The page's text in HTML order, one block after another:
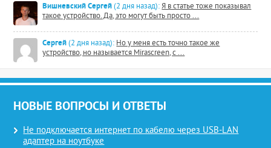
Вишневский Сергей (2 дня назад): Я в статье тоже показывал
такое устройство. Да, это могут быть просто ...
Сергей (2 дня назад): Но у меня есть точно такое же
устройство, но называется Mirascreen, с ...
НОВЫЕ ВОПРОСЫ И ОТВЕТЫ
Не подключается интернет по кабелю через USB-LAN
адаптер на ноутбуке